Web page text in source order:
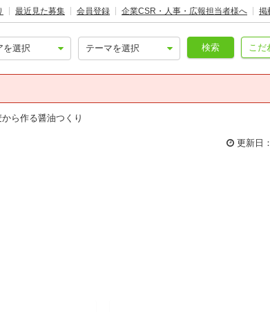
最近見た募集 会員登録 企業CSR・人事・広報担当者様へ 掲
こだ
検索
から作る醤油つくり
更新日